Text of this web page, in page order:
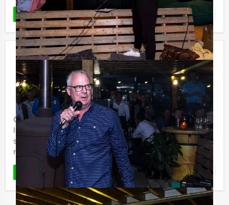
LEES MEER Favoriet
Crazy Dinner Scheveningen
Vanaf€ 62,50 p.p. excl. BTW
Vanaf 12 personen ‐ 4 uur en 30 minuten
Crazy Dinner Scheveningen, dat is Crazy88 spelen én
lekker eten, met Holland Tour Guides. Doorgedraaid,
spannend, lekker en komisch! Holland Tour Guides komt
nu ...
LEES MEER Favoriet